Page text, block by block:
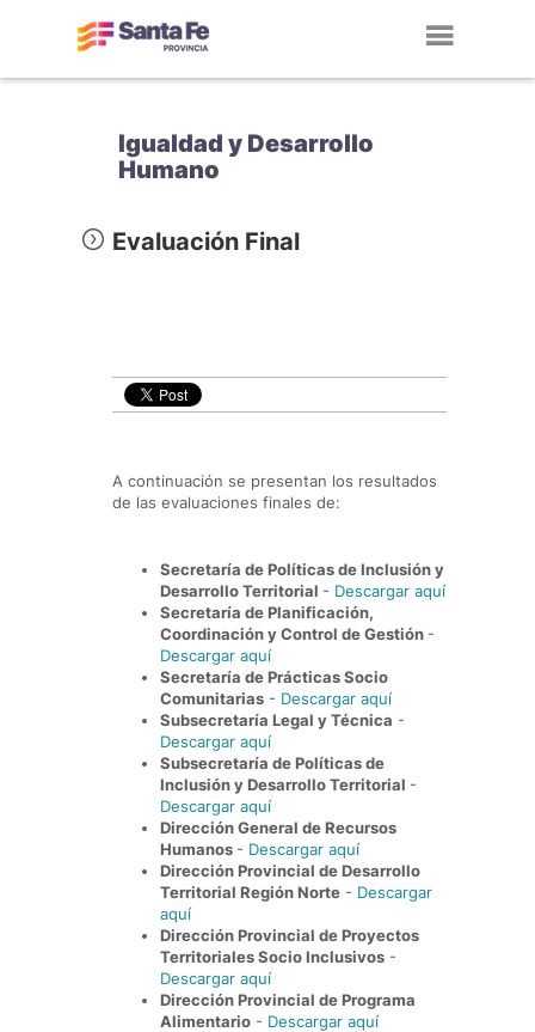
Igualdad y Desarrollo
Humano
Evaluación Final
A continuación se presentan los resultados
de las evaluaciones finales de:
Secretaría de Políticas de Inclusión y
Desarrollo Territorial - Descargar aquí
Secretaría de Planificación,
Coordinación y Control de Gestión -
Descargar aquí
Secretaría de Prácticas Socio
Comunitarias - Descargar aquí
Subsecretaría Legal y Técnica -
Descargar aquí
Subsecretaría de Políticas de
Inclusión y Desarrollo Territorial -
Descargar aquí
Dirección General de Recursos
Humanos - Descargar aquí
Dirección Provincial de Desarrollo
Territorial Región Norte - Descargar
aquí
Dirección Provincial de Proyectos
Territoriales Socio Inclusivos -
Descargar aquí
Dirección Provincial de Programa
Alimentario - Descargar aquí